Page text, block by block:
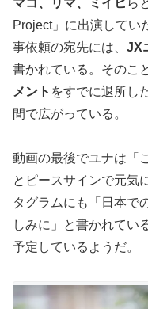
Project」に出演してい
事依頼の宛先には、 JX
書かれている。そのこ
メント をすでに退所し
間で広がっている。
動画の最後でユナは「
とピースサインで元気
タグラムにも「日本で
しみに」と書かれてい
予定しているようだ。